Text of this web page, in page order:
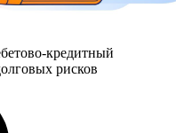
кредитный
рисков